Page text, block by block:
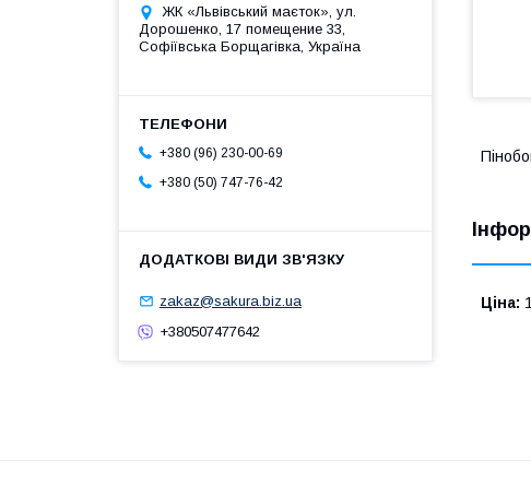
Ціна:
ЖК «Львівський маєток», ул.
Дорошенко, 17 помещение 33,
Софіївська Борщагівка, Україна
+380 (96) 230-00-69
+380 (50) 747-76-42
zakaz@sakura.biz.ua
+380507477642